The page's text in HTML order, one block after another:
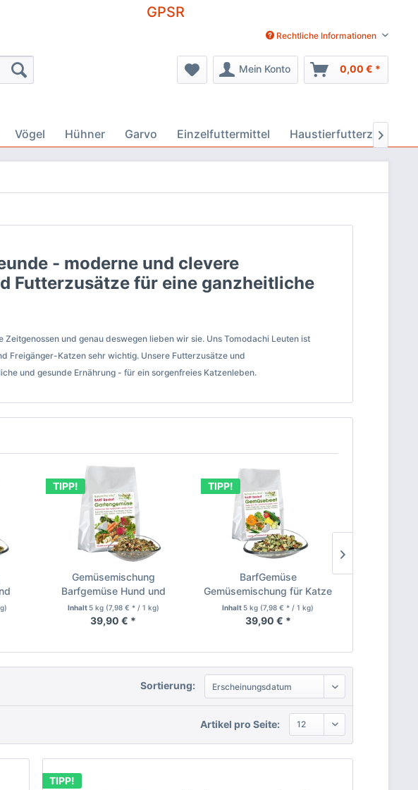
GPSR
Rechtliche Informationen
Mein Konto 0,00 € *
Vögel Hühner Garvo Einzelfuttermittel Haustierfutterzusätze

- moderne und clevere
Futterzusätze für eine ganzheitliche
und genau deswegen lieben wir sie. Uns Tomodachi Leuten ist
Freigänger-Katzen sehr wichtig. Unsere Futterzusätze und
und gesunde Ernährung - für ein sorgenfreies Katzenleben.
TIPP!
Gemüsemischung
Barfgemüse Hund und
Katze...
Inhalt5 kg (7,98 € * / 1 kg)
39,90 € *
TIPP!
BarfGemüse
Gemüsemischung für Katze
+ Hund...
Inhalt5 kg (7,98 € * / 1 kg)
39,90 € *
Sortierung:
Artikel pro Seite:
TIPP!